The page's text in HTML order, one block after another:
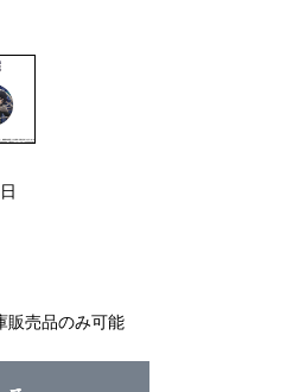
販売品のみ可能